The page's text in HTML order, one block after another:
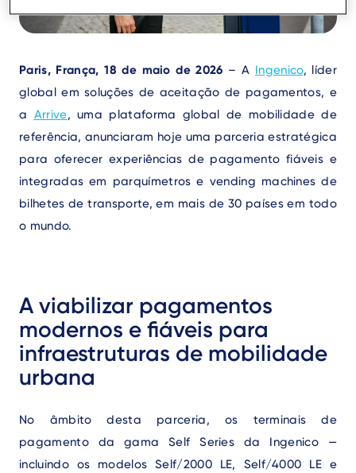
Text
Paris, França, 18 de maio de 2026 – A Ingenico, líder
global em soluções de aceitação de pagamentos, e
a Arrive, uma plataforma global de mobilidade de
referência, anunciaram hoje uma parceria estratégica
para oferecer experiências de pagamento fiáveis e
integradas em parquímetros e vending machines de
bilhetes de transporte, em mais de 30 países em todo
o mundo.
A viabilizar pagamentos
modernos e fiáveis para
infraestruturas de mobilidade
urbana
No âmbito desta parceria, os terminais de
pagamento da gama Self Series da Ingenico —
incluindo os modelos Self/2000 LE, Self/4000 LE e